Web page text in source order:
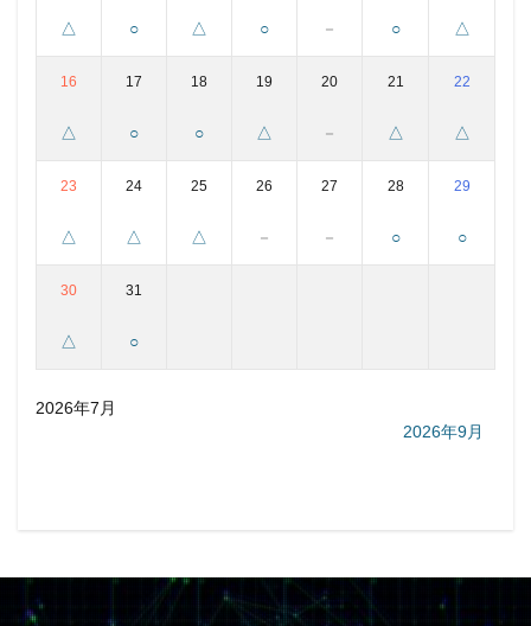
△ ○ △ ○ － ○ △
16
△
17
○
18
○
19
△
20
－
21
△
22
△
23
△
24
△
25
△
26
－
27
－
28
○
29
○
30
△
31
○
2026年7月
2026年9月